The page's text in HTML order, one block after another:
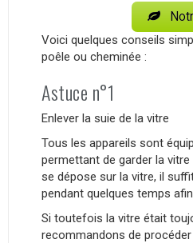
Voici quelques conseils
poêle ou cheminée :
Astuce n°1
Enlever la suie de la vitre
Tous les appareils sont
permettant de garder la
se dépose sur la vitre, il
pendant quelques temps
Si toutefois la vitre était
recommandons de